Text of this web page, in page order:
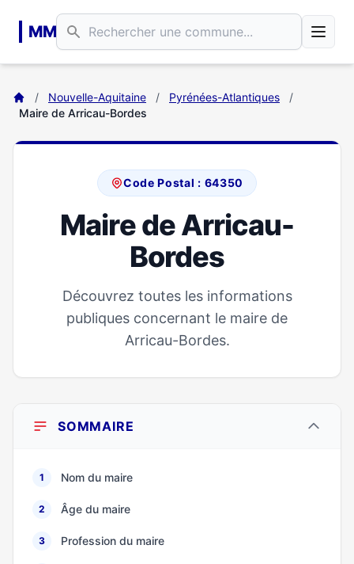
MM
/ Nouvelle-Aquitaine / Pyrénées-Atlantiques
/
Maire de Arricau-Bordes
Code Postal : 64350
Maire de Arricau-
Bordes
Découvrez toutes les informations
publiques concernant le maire de
Arricau-Bordes.
SOMMAIRE
1 Nom du maire
2 Âge du maire
3 Profession du maire